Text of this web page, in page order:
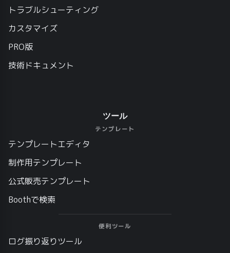
トラブルシューティング
カスタマイズ
PRO版
技術ドキュメント
ツール
テンプレート
テンプレートエディタ
制作用テンプレート
公式販売テンプレート
Boothで検索
便利ツール
ログ振り返りツール